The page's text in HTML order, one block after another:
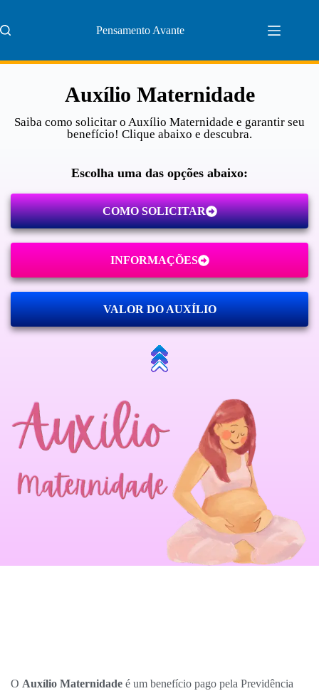
Pensamento Avante
Auxílio Maternidade
Saiba como solicitar o Auxílio Maternidade e garantir seu
benefício! Clique abaixo e descubra.
Escolha uma das opções abaixo:
COMO SOLICITAR
INFORMAÇÕES
VALOR DO AUXÍLIO
O Auxílio Maternidade é um benefício pago pela Previdência